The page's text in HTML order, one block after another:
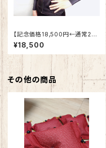
【記念価格18,500円←通常25.
900円】レディース用 保温水
着トップス Oサイズ
¥18,500
その他の商品